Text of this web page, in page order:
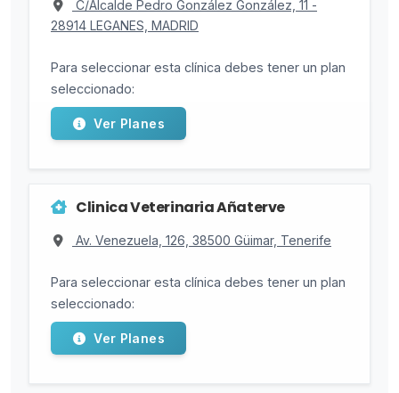
C/Alcalde Pedro González González, 11 -
28914 LEGANES, MADRID
Para seleccionar esta clínica debes tener un plan
seleccionado:
Ver Planes
Clinica Veterinaria Añaterve
Av. Venezuela, 126, 38500 Güimar, Tenerife
Para seleccionar esta clínica debes tener un plan
seleccionado:
Ver Planes